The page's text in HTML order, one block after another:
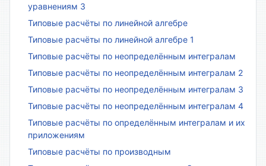
уравнениям 3
Типовые расчёты по линейной алгебре
Типовые расчёты по линейной алгебре 1
Типовые расчёты по неопределённым интегралам
Типовые расчёты по неопределённым интегралам 2
Типовые расчёты по неопределённым интегралам 3
Типовые расчёты по неопределённым интегралам 4
Типовые расчёты по определённым интегралам и их
приложениям
Типовые расчёты по производным